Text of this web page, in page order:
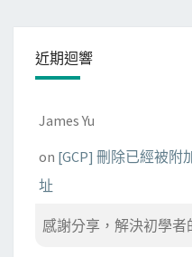
近期迴響
James Yu
on [GCP] 刪除已經被附
址
感謝分享，解決初學者